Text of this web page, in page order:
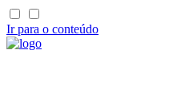
Ir para o conteúdo